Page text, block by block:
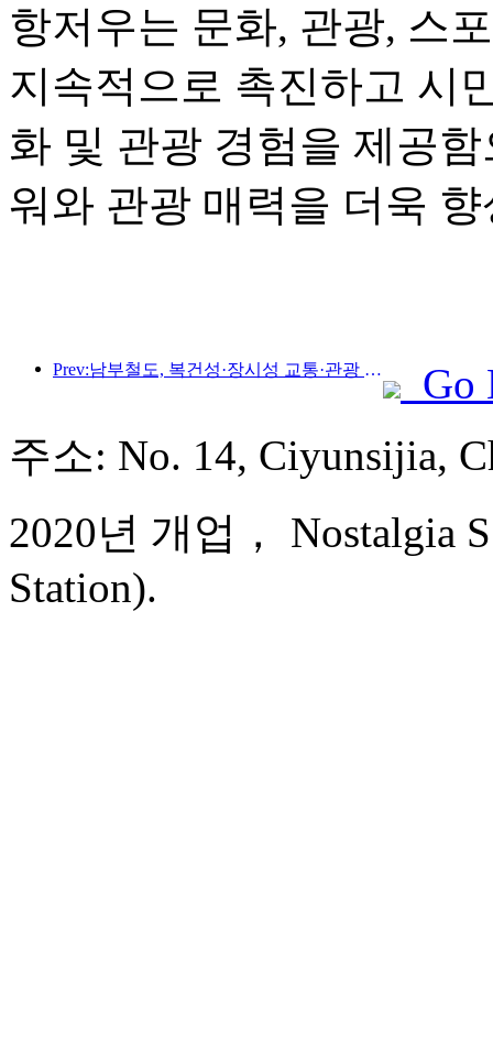
항저우는 문화, 관광, 스
지속적으로 촉진하고 시
화 및 관광 경험을 제공
워와 관광 매력을 더욱
Prev:남부철도, 복건성·장시성 교통·관광 통합개발 촉진 위해 신규 승차권 11종 출시
Go
주소: No. 14, Ciyunsijia,
2020년 개업， Nostalgia
Station).